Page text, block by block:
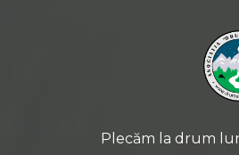
Plecăm la drum